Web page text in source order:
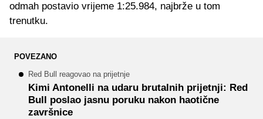
odmah postavio vrijeme 1:25.984, najbrže u tom
trenutku.
POVEZANO
Red Bull reagovao na prijetnje
Kimi Antonelli na udaru brutalnih prijetnji: Red
Bull poslao jasnu poruku nakon haotične
završnice